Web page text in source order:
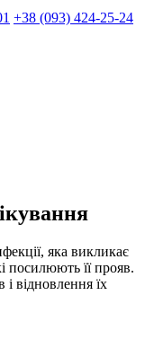
+38 (093) 424-25-24
яка викликає
посилюють її прояв.
відновлення їх